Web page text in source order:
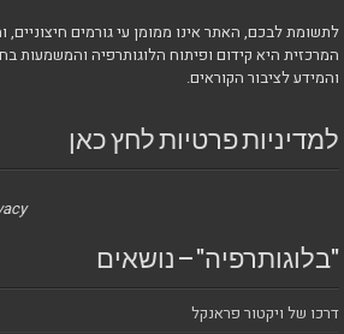
לתשומת לבכם, האתר אינו ממומן עי גורמים חיצוניים,
המרכזית היא קידום ופיתוח הלוגותרפיה והמשמעות
והמידע לציבור הקוראים.
למדיניות פרטיות לחץ כאן
"בלוגותרפיה" – נושאים
דרכו של ויקטור פראנקל